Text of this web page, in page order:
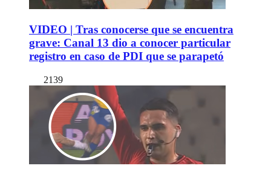
VIDEO | Tras conocerse que se encuentra
grave: Canal 13 dio a conocer particular
registro en caso de PDI que se parapetó
2139